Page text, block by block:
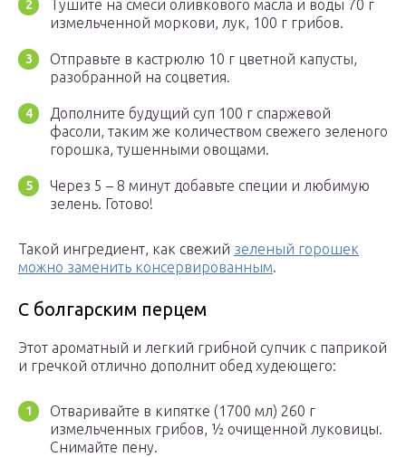
Тушите на смеси оливкового масла и воды 70 г
измельченной моркови, лук, 100 г грибов.
Отправьте в кастрюлю 10 г цветной капусты,
разобранной на соцветия.
Дополните будущий суп 100 г спаржевой
фасоли, таким же количеством свежего зеленого
горошка, тушенными овощами.
Через 5 – 8 минут добавьте специи и любимую
зелень. Готово!
Такой ингредиент, как свежий зеленый горошек
можно заменить консервированным.
С болгарским перцем
Этот ароматный и легкий грибной супчик с паприкой
и гречкой отлично дополнит обед худеющего:
Отваривайте в кипятке (1700 мл) 260 г
измельченных грибов, ½ очищенной луковицы.
Снимайте пену.